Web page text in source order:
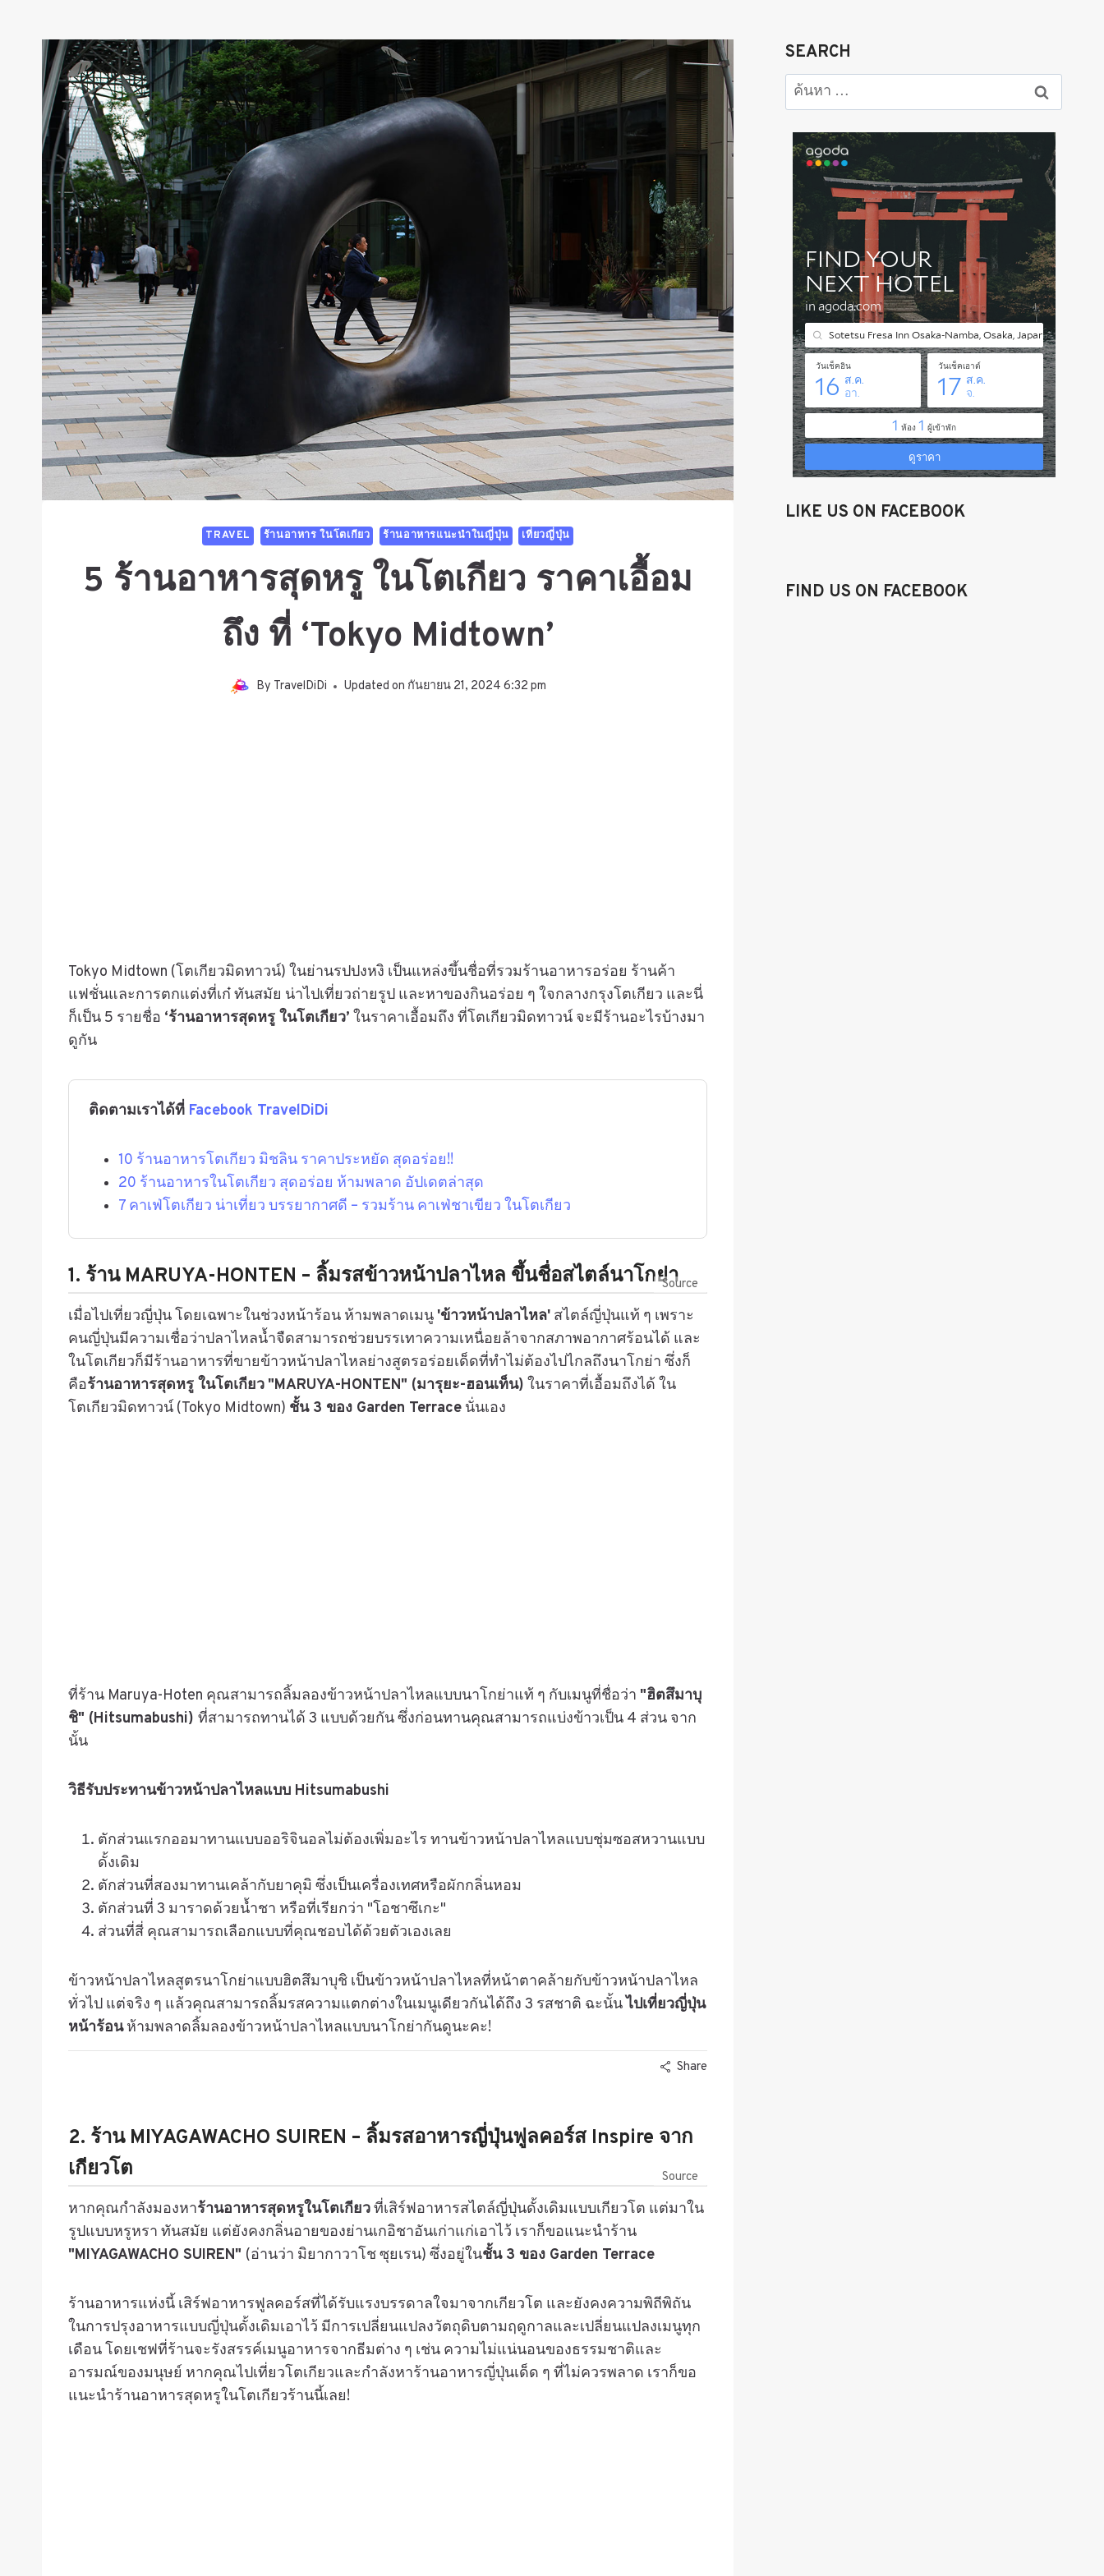
TRAVEL ร้านอาหาร ในโตเกียว ร้านอาหารแนะนำในญี่ปุ่น เที่ยวญี่ปุ่น
5 ร้านอาหารสุดหรู ในโตเกียว ราคาเอื้อม
ถึง ที่ ‘Tokyo Midtown’
By TravelDiDi Updated on กันยายน 21, 2024 6:32 pm
Tokyo Midtown (โตเกียวมิดทาวน์) ในย่านรปปงหงิ เป็นแหล่งขึ้นชื่อที่รวมร้านอาหารอร่อย ร้านค้า
แฟชั่นและการตกแต่งที่เก๋ ทันสมัย น่าไปเที่ยวถ่ายรูป และหาของกินอร่อย ๆ ใจกลางกรุงโตเกียว และนี่
ก็เป็น 5 รายชื่อ ‘ร้านอาหารสุดหรู ในโตเกียว’ ในราคาเอื้อมถึง ที่โตเกียวมิดทาวน์ จะมีร้านอะไรบ้างมา
ดูกัน
ติดตามเราได้ที่ Facebook TravelDiDi
10 ร้านอาหารโตเกียว มิชลิน ราคาประหยัด สุดอร่อย!!
20 ร้านอาหารในโตเกียว สุดอร่อย ห้ามพลาด อัปเดตล่าสุด
7 คาเฟ่โตเกียว น่าเที่ยว บรรยากาศดี – รวมร้าน คาเฟ่ชาเขียว ในโตเกียว
1. ร้าน MARUYA-HONTEN – ลิ้มรสข้าวหน้าปลาไหล ขึ้นชื่อสไตล์นาโกย่าSource
เมื่อไปเที่ยวญี่ปุ่น โดยเฉพาะในช่วงหน้าร้อน ห้ามพลาดเมนู 'ข้าวหน้าปลาไหล' สไตล์ญี่ปุ่นแท้ ๆ เพราะ
คนญี่ปุ่นมีความเชื่อว่าปลาไหลน้ำจืดสามารถช่วยบรรเทาความเหนื่อยล้าจากสภาพอากาศร้อนได้ และ
ในโตเกียวก็มีร้านอาหารที่ขายข้าวหน้าปลาไหลย่างสูตรอร่อยเด็ดที่ทำไม่ต้องไปไกลถึงนาโกย่า ซึ่งก็
คือร้านอาหารสุดหรู ในโตเกียว "MARUYA-HONTEN" (มารุยะ-ฮอนเท็น) ในราคาที่เอื้อมถึงได้ ใน
โตเกียวมิดทาวน์ (Tokyo Midtown) ชั้น 3 ของ Garden Terrace นั่นเอง
ที่ร้าน Maruya-Hoten คุณสามารถลิ้มลองข้าวหน้าปลาไหลแบบนาโกย่าแท้ ๆ กับเมนูที่ชื่อว่า "ฮิตสึมาบุ
ชิ" (Hitsumabushi) ที่สามารถทานได้ 3 แบบด้วยกัน ซึ่งก่อนทานคุณสามารถแบ่งข้าวเป็น 4 ส่วน จาก
นั้น
วิธีรับประทานข้าวหน้าปลาไหลแบบ Hitsumabushi
ตักส่วนแรกออมาทานแบบออริจินอลไม่ต้องเพิ่มอะไร ทานข้าวหน้าปลาไหลแบบชุ่มซอสหวานแบบ
ดั้งเดิม
ตักส่วนที่สองมาทานเคล้ากับยาคุมิ ซึ่งเป็นเครื่องเทศหรือผักกลิ่นหอม
ตักส่วนที่ 3 มาราดด้วยน้ำชา หรือที่เรียกว่า "โอชาซึเกะ"
ส่วนที่สี่ คุณสามารถเลือกแบบที่คุณชอบได้ด้วยตัวเองเลย
ข้าวหน้าปลาไหลสูตรนาโกย่าแบบฮิตสึมาบุชิ เป็นข้าวหน้าปลาไหลที่หน้าตาคล้ายกับข้าวหน้าปลาไหล
ทั่วไป แต่จริง ๆ แล้วคุณสามารถลิ้มรสความแตกต่างในเมนูเดียวกันได้ถึง 3 รสชาติ ฉะนั้นไปเที่ยวญี่ปุ่น
หน้าร้อนห้ามพลาดลิ้มลองข้าวหน้าปลาไหลแบบนาโกย่ากันดูนะคะ!
Share
2. ร้าน MIYAGAWACHO SUIREN – ลิ้มรสอาหารญี่ปุ่นฟูลคอร์ส Inspire จาก
เกียวโต
Source
หากคุณกำลังมองหาร้านอาหารสุดหรูในโตเกียวที่เสิร์ฟอาหารสไตล์ญี่ปุ่นดั้งเดิมแบบเกียวโต แต่มาใน
รูปแบบหรูหรา ทันสมัย แต่ยังคงกลิ่นอายของย่านเกอิชาอันเก่าแก่เอาไว้ เราก็ขอแนะนำร้าน
"MIYAGAWACHO SUIREN" (อ่านว่า มิยากาวาโช ซุยเรน) ซึ่งอยู่ในชั้น 3 ของ Garden Terrace
ร้านอาหารแห่งนี้ เสิร์ฟอาหารฟูลคอร์สที่ได้รับแรงบรรดาลใจมาจากเกียวโต และยังคงความพิถีพิถัน
ในการปรุงอาหารแบบญี่ปุ่นดั้งเดิมเอาไว้ มีการเปลี่ยนแปลงวัตถุดิบตามฤดูกาลและเปลี่ยนแปลงเมนูทุก
เดือน โดยเชฟที่ร้านจะรังสรรค์เมนูอาหารจากธีมต่าง ๆ เช่น ความไม่แน่นอนของธรรมชาติและ
อารมณ์ของมนุษย์ หากคุณไปเที่ยวโตเกียวและกำลังหาร้านอาหารญี่ปุ่นเด็ด ๆ ที่ไม่ควรพลาด เราก็ขอ
แนะนำร้านอาหารสุดหรูในโตเกียวร้านนี้เลย!
SEARCH
ค้นหา
สำหรับ:
LIKE US ON FACEBOOK
FIND US ON FACEBOOK